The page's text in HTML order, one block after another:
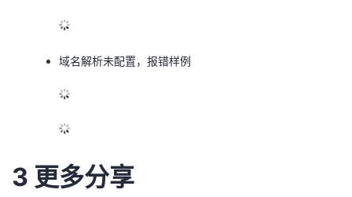
域名解析未配置，报错样例
3 更多分享